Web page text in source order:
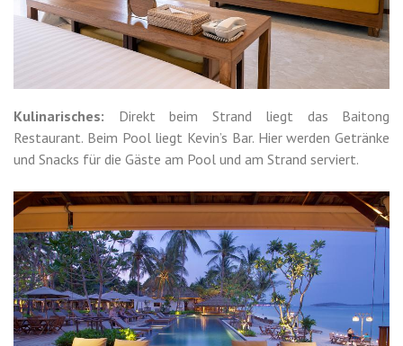
Kulinarisches: Direkt beim Strand liegt das Baitong
Restaurant. Beim Pool liegt Kevin’s Bar. Hier werden Getränke
und Snacks für die Gäste am Pool und am Strand serviert.